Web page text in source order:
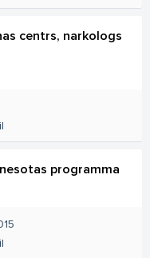
centrs, narkologs
programma